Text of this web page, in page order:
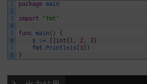
1
2
3
4
5
6
7
8
package main
import "fmt"
func main ( )
{
s
:= int{ 1 , 2 , 3 }
fmt . Println ( s 3
)
}